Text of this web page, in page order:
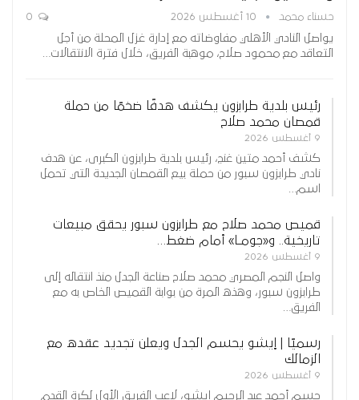
حسناء محمد 10 أغسطس 2026
يواصل النادي الأهلي مفاوضاته مع إدارة غزل المحلة من أجل
التعاقد مع محمود صلاح، موهبة الفريق، خلال فترة الانتقالات…
رئيس بلدية طرابزون يكشف هدفًا ضخمًا من حملة
قمصان محمد صلاح
9 أغسطس 2026
كشف أحمد متين غنج، رئيس بلدية طرابزون الكبرى، عن هدف
نادي طرابزون سبور من حملة بيع القمصان الجديدة التي تحمل
اسم…
قميص محمد صلاح مع طرابزون سبور يحقق مبيعات
تاريخية.. و«جومـا» أمام ضغط…
9 أغسطس 2026
واصل النجم المصري محمد صلاح صناعة الجدل منذ انتقاله إلى
طرابزون سبور، وهذه المرة من بوابة القميص الخاص به مع
الفريق…
رسميًا | إيشو يحسم الجدل ويعلن تجديد عقده مع
الزمالك
9 أغسطس 2026
حسم أحمد عبد الرحيم إيشو، لاعب الفريق الأول لكرة القدم